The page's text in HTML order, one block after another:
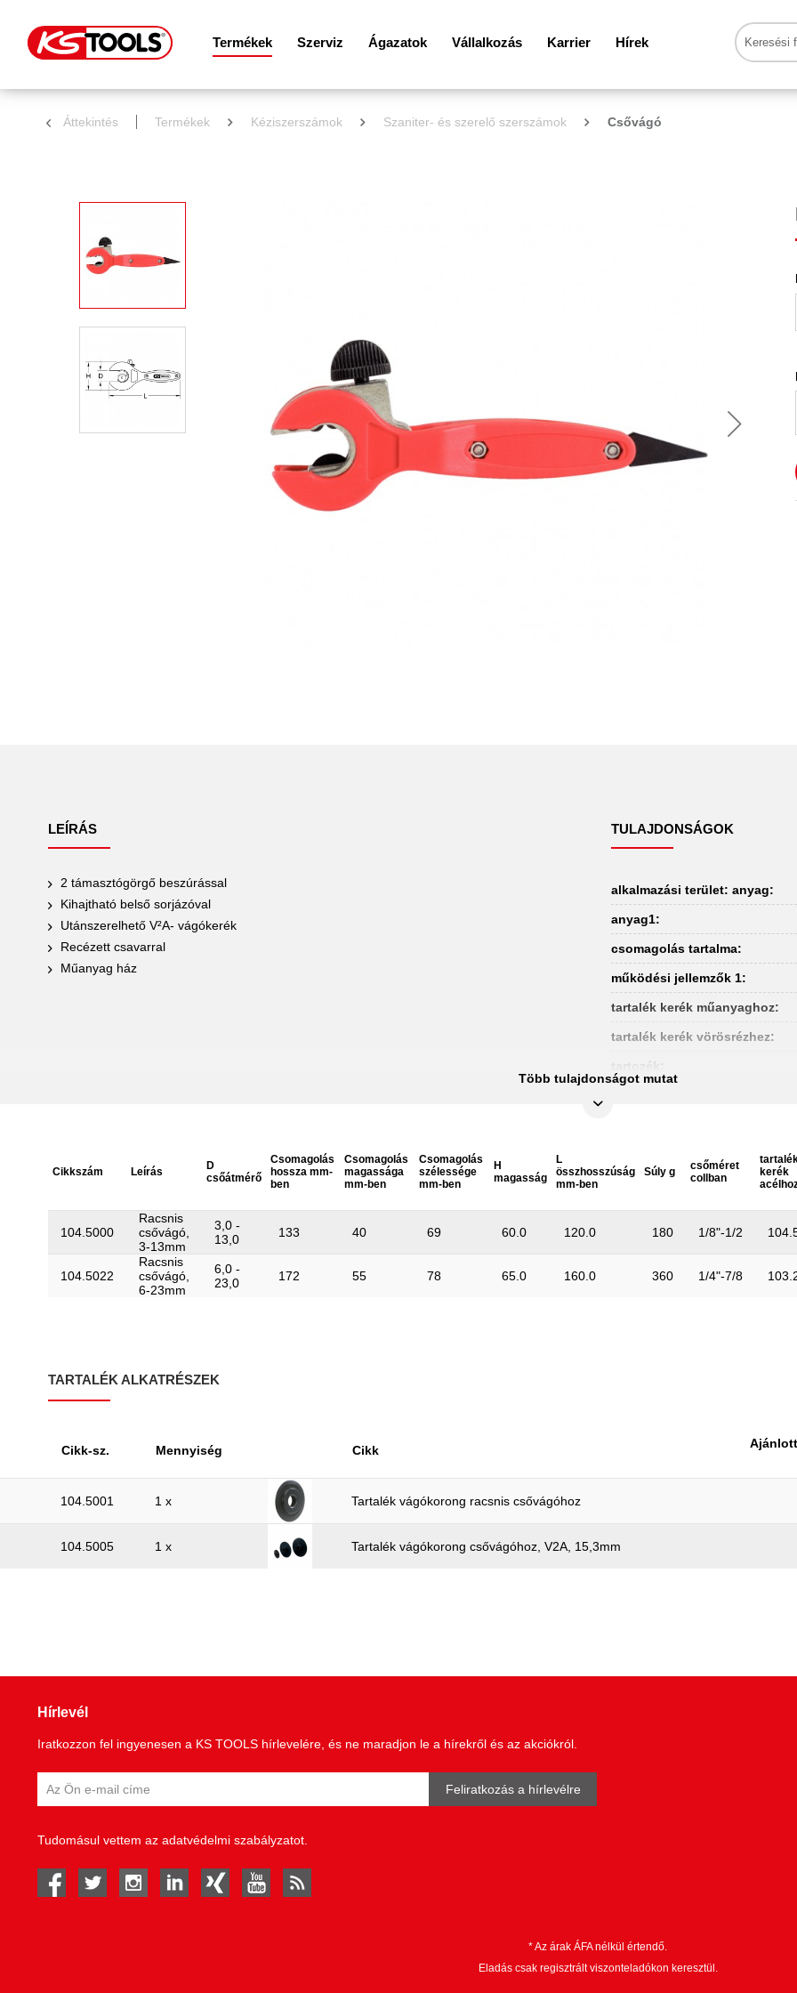
Termékek Szerviz Ágazatok Vállalkozás Karrier Hírek
Áttekintés Termékek Kéziszerszámok Szaniter- és szerelő szerszámok Csővágó
LEÍRÁS
2 támasztógörgő beszúrással
Kihajtható belső sorjázóval
Utánszerelhető V²A- vágókerék
Recézett csavarral
Műanyag ház
TULAJDONSÁGOK
alkalmazási terület: anyag:
anyag1:
csomagolás tartalma:
működési jellemzők 1:
tartalék kerék műanyaghoz:
tartalék kerék vörösrézhez:
tartozék:
Több tulajdonságot mutat
Cikkszám Leírás
D
csőátmérő
Csomagolás
hossza mm-
ben
Csomagolás
magassága
mm-ben
Csomagolás
szélessége
mm-ben
H
magasság
L
összhosszúság
mm-ben
Súly g
csőméret
collban
kerék
104.5000
Racsnis
csővágó,
3-13mm
3,0 -
13,0
133 40 69 60.0 120.0 180 1/8"-1/2
104.5022
Racsnis
csővágó,
6-23mm
6,0 -
23,0
172 55 78 65.0 160.0 360 1/4"-7/8
TARTALÉK ALKATRÉSZEK
Cikk-sz. Mennyiség Cikk
104.5001 1 x Tartalék vágókorong racsnis csővágóhoz
104.5005 1 x Tartalék vágókorong csővágóhoz, V2A, 15,3mm
Hírlevél
Iratkozzon fel ingyenesen a KS TOOLS hírlevelére, és ne maradjon le a hírekről és az akciókról.
Feliratkozás a hírlevélre
Tudomásul vettem az adatvédelmi szabályzatot
facebook twitter instagramlinked in Xing youtube
* Az árak ÁFA nélkül értendő.
Eladás csak regisztrált viszonteladókon keresztül.